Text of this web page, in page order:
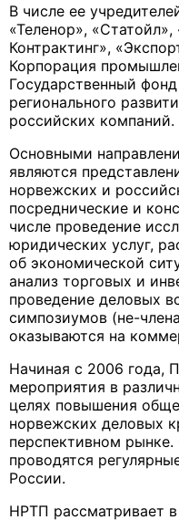
В числе ее
«Теленор»,
Контрактинг»,
Корпорация
Государственный
регионального
российских компаний.
Основными
являются
норвежских и
посреднические и
числе проведение
юридических услуг,
об экономической
анализ торговых и
проведение деловых
симпозиумов (не-
оказываются на
Начиная с 2006 года,
мероприятия в
целях повышения
норвежских деловых
перспективном
проводятся
России.
НРТП рассматривает